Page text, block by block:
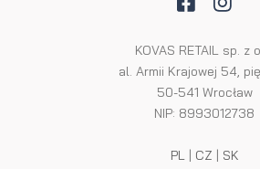
KOVAS RETAIL sp. z
al. Armii Krajowej 54,
50-541 Wrocław
NIP: 8993012738
PL | CZ | SK